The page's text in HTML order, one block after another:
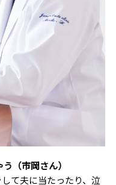
（市岡さん）
て夫に当たったり、泣